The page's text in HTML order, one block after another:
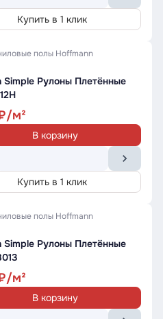
Купить в 1 клик
полы Hoffmann
Simple Рулоны Плетённые
В корзину
Купить в 1 клик
полы Hoffmann
Simple Рулоны Плетённые
В корзину